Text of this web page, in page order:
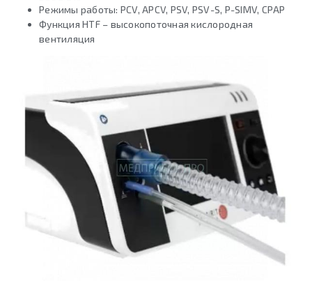
Режимы работы: PCV, APCV, PSV, PSV-S, P-SIMV, CPAP
Функция HTF – высокопоточная кислородная
вентиляция